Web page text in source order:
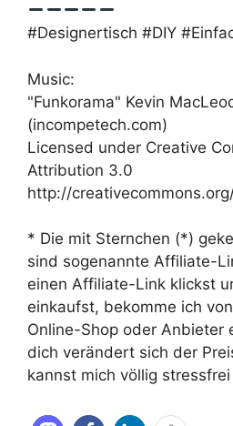
#Designertisch #DIY
Music:
"Funkorama" Kevin
(incompetech.com)
Licensed under Creative
Attribution 3.0
http://
* Die mit Sternchen (*)
sind sogenannte Affiliate-
einen Affiliate-Link klickst
einkaufst, bekomme ich
Online-Shop oder Anbieter
dich verändert sich der
kannst mich völlig